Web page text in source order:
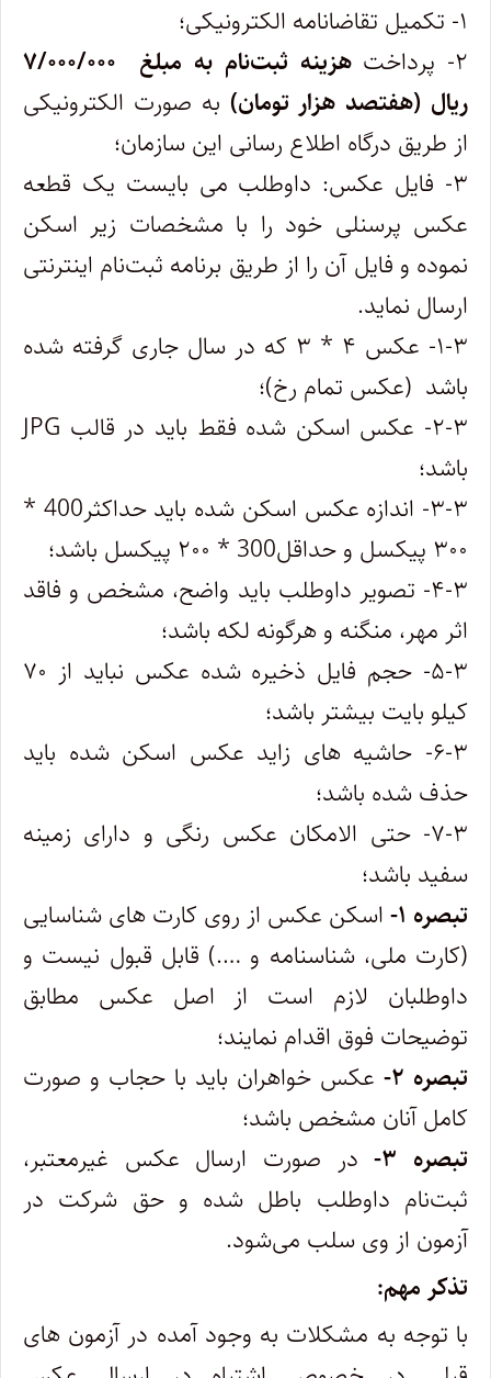
۱- تکمیل تقاضانامه الکترونیکی؛
۲- پرداخت
هزینه ثبت‌نام به مبلغ ۷/۰۰۰/۰۰۰
ریال (هفتصد هزار تومان) به صورت الکترونیکی
از طریق درگاه اطلاع رسانی این سازمان؛
۳- فایل عکس: داوطلب می بایست یک قطعه
عکس پرسنلی خود را با مشخصات زیر اسکن
نموده و فایل آن را از طریق برنامه ثبت‌نام اینترنتی
ارسال نماید.
۱-۳- عکس ۴ * ۳ که در سال جاری گرفته شده
باشد (عکس تمام رخ)؛
۲-۳- عکس اسکن شده فقط باید در قالب JPG
باشد؛
۳-۳- اندازه عکس اسکن شده باید حداکثر400 *
۳۰۰ پیکسل و حداقل300 * ۲۰۰ پیکسل باشد؛
۴-۳- تصویر داوطلب باید واضح، مشخص و فاقد
اثر مهر، منگنه و هرگونه لکه باشد؛
۵-۳- حجم فایل ذخیره شده عکس نباید از ۷۰
کیلو بایت بیشتر باشد؛
۶-۳- حاشیه های زاید عکس اسکن شده باید
حذف شده باشد؛
۷-۳- حتی الامکان عکس رنگی و دارای زمینه
سفید باشد؛
تبصره ۱-
اسکن عکس از روی کارت های شناسایی
(کارت ملی، شناسنامه و ….) قابل قبول نیست و
داوطلبان لازم است از اصل عکس مطابق
توضیحات فوق اقدام نمایند؛
تبصره ۲-
عکس خواهران باید با حجاب و صورت
کامل آنان مشخص باشد؛
تبصره ۳-
در صورت ارسال عکس غیرمعتبر،
ثبت‌نام داوطلب باطل شده و حق شرکت در
آزمون از وی سلب می‌شود.
تذکر مهم:
با توجه به مشکلات به وجود آمده در آزمون های